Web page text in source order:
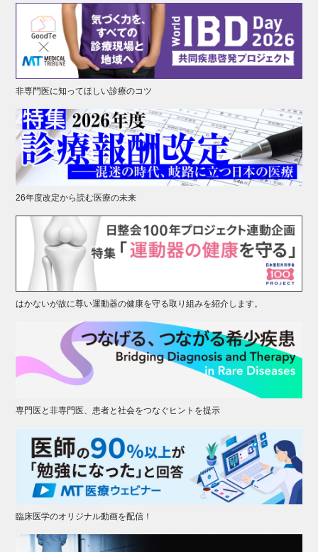
非専門医に知ってほしい診療のコツ
26年度改定から読む医療の未来
はかないが故に尊い運動器の健康を守る取り組みを紹介します。
専門医と非専門医、患者と社会をつなぐヒントを提示
臨床医学のオリジナル動画を配信！